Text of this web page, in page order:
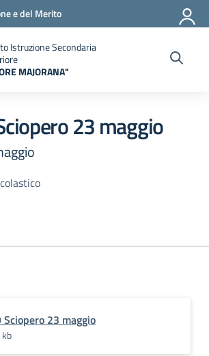
e del Merito
Istruzione Secondaria
MAJORANA"
23 maggio
Sciopero 23 maggio